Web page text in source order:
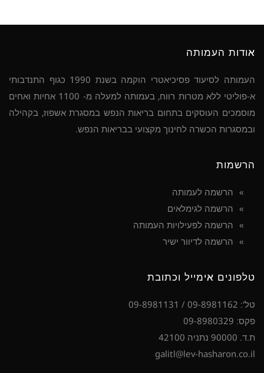
אודות העמותה
העמותה לסיעוד פסיכיאטרי הוקמה בשנת 1990 כגוף התנדבותי
א-פוליטי ללא מטרות רווח, בעמותה למעלה מ- 1100 אחיות ואחים
מוסמכים העוסקים בתחום בריאות הנפש במסגרת אשפוז, בקהילה
ובמסגרות הכשרה לחינוך מקצועי בבריאות הנפש.
הרשמות
הרשמה לעמותה
הרשמה לגימלאים
הרשמה לפעילויות העמותה
הרשמה לדיוור ישיר
טלפונים אימייל וכתובת
טל': 09-8981162 / 09-8981131
פקס: 09-8980329
ת.ד. 90000 נתניה 42100
galitl@lev-hasharon.co.il